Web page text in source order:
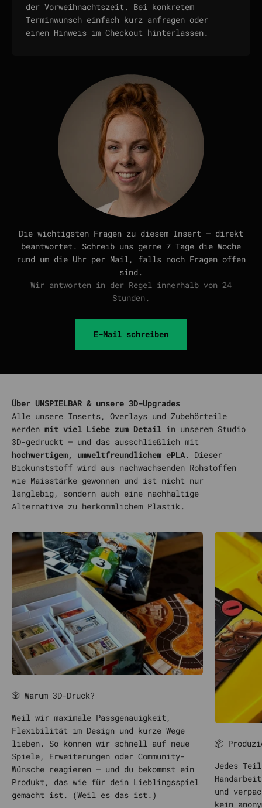
der Vorweihnachtszeit. Bei konkretem
Terminwunsch einfach kurz anfragen oder
einen Hinweis im Checkout hinterlassen.
Die wichtigsten Fragen zu diesem Insert — direkt
beantwortet. Schreib uns gerne 7 Tage die Woche
rund um die Uhr per Mail, falls noch Fragen offen
sind.
Wir antworten in der Regel innerhalb von 24
Stunden.
E-Mail schreiben
Über UNSPIELBAR & unsere 3D-Upgrades
Alle unsere Inserts, Overlays und Zubehörteile
werden mit viel Liebe zum Detail in unserem Studio
3D-gedruckt – und das ausschließlich mit
hochwertigem, umweltfreundlichem ePLA. Dieser
Biokunststoff wird aus nachwachsenden Rohstoffen
wie Maisstärke gewonnen und ist nicht nur
langlebig, sondern auch eine nachhaltige
Alternative zu herkömmlichem Plastik.
🎲 Warum 3D-Druck?
Weil wir maximale Passgenauigkeit,
Flexibilität im Design und kurze Wege
lieben. So können wir schnell auf neue
Spiele, Erweiterungen oder Community-
Wünsche reagieren – und du bekommst ein
Produkt, das wie für dein Lieblingsspiel
gemacht ist. (Weil es das ist.)
📦
Jedes
und
kein